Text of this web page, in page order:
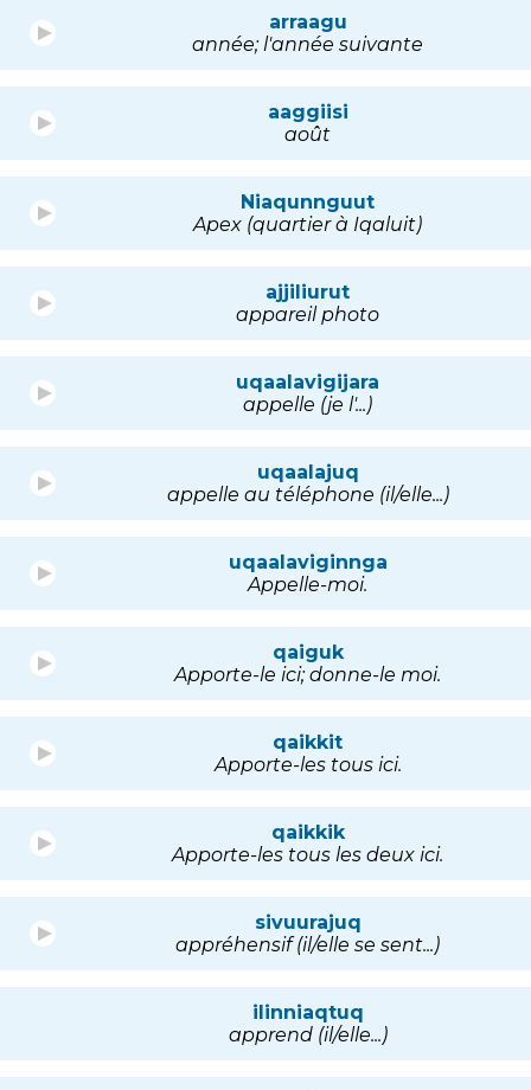
arraagu
année; l'année suivante
aaggiisi
août
Niaqunnguut
Apex (quartier à Iqaluit)
ajjiliurut
appareil photo
uqaalavigijara
appelle (je l'...)
uqaalajuq
appelle au téléphone (il/elle...)
uqaalaviginnga
Appelle-moi.
qaiguk
Apporte-le ici; donne-le moi.
qaikkit
Apporte-les tous ici.
qaikkik
Apporte-les tous les deux ici.
sivuurajuq
appréhensif (il/elle se sent...)
ilinniaqtuq
apprend (il/elle...)